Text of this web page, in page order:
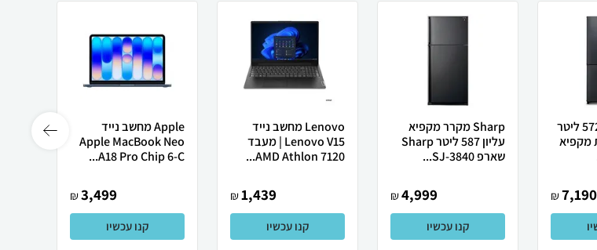
Sharp מקרר 572 ליטר
מקפיא
7,190
₪
Sharp מקרר מקפיא
עליון 587 ליטר Sharp
שארפ SJ-3840...
4,999
₪
קנו עכשיו
Lenovo מחשב נייד
Lenovo V15 | מעבד
AMD Athlon 7120...
1,439
₪
קנו עכשיו
Apple מחשב נייד
Apple MacBook Neo
A18 Pro Chip 6-C...
3,499
₪
קנו עכשיו